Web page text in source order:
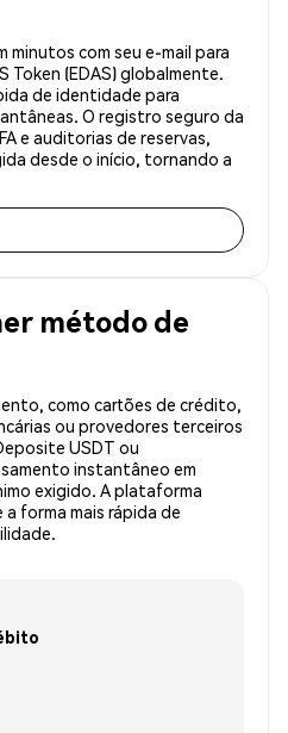
minutos com seu e-mail para
Token (EDAS) globalmente.
de identidade para
O registro seguro da
e auditorias de reservas,
desde o início, tornando a
método de
como cartões de crédito,
ou provedores terceiros
USDT ou
instantâneo em
exigido. A plataforma
forma mais rápida de